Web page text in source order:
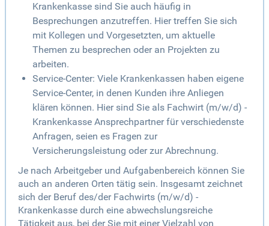
Krankenkasse sind Sie auch häufig in
Besprechungen anzutreffen. Hier treffen Sie sich
mit Kollegen und Vorgesetzten, um aktuelle
Themen zu besprechen oder an Projekten zu
arbeiten.
Service-Center: Viele Krankenkassen haben eigene
Service-Center, in denen Kunden ihre Anliegen
klären können. Hier sind Sie als Fachwirt (m/w/d) -
Krankenkasse Ansprechpartner für verschiedenste
Anfragen, seien es Fragen zur
Versicherungsleistung oder zur Abrechnung.
Je nach Arbeitgeber und Aufgabenbereich können Sie
auch an anderen Orten tätig sein. Insgesamt zeichnet
sich der Beruf des/der Fachwirts (m/w/d) -
Krankenkasse durch eine abwechslungsreiche
Tätigkeit aus, bei der Sie mit einer Vielzahl von